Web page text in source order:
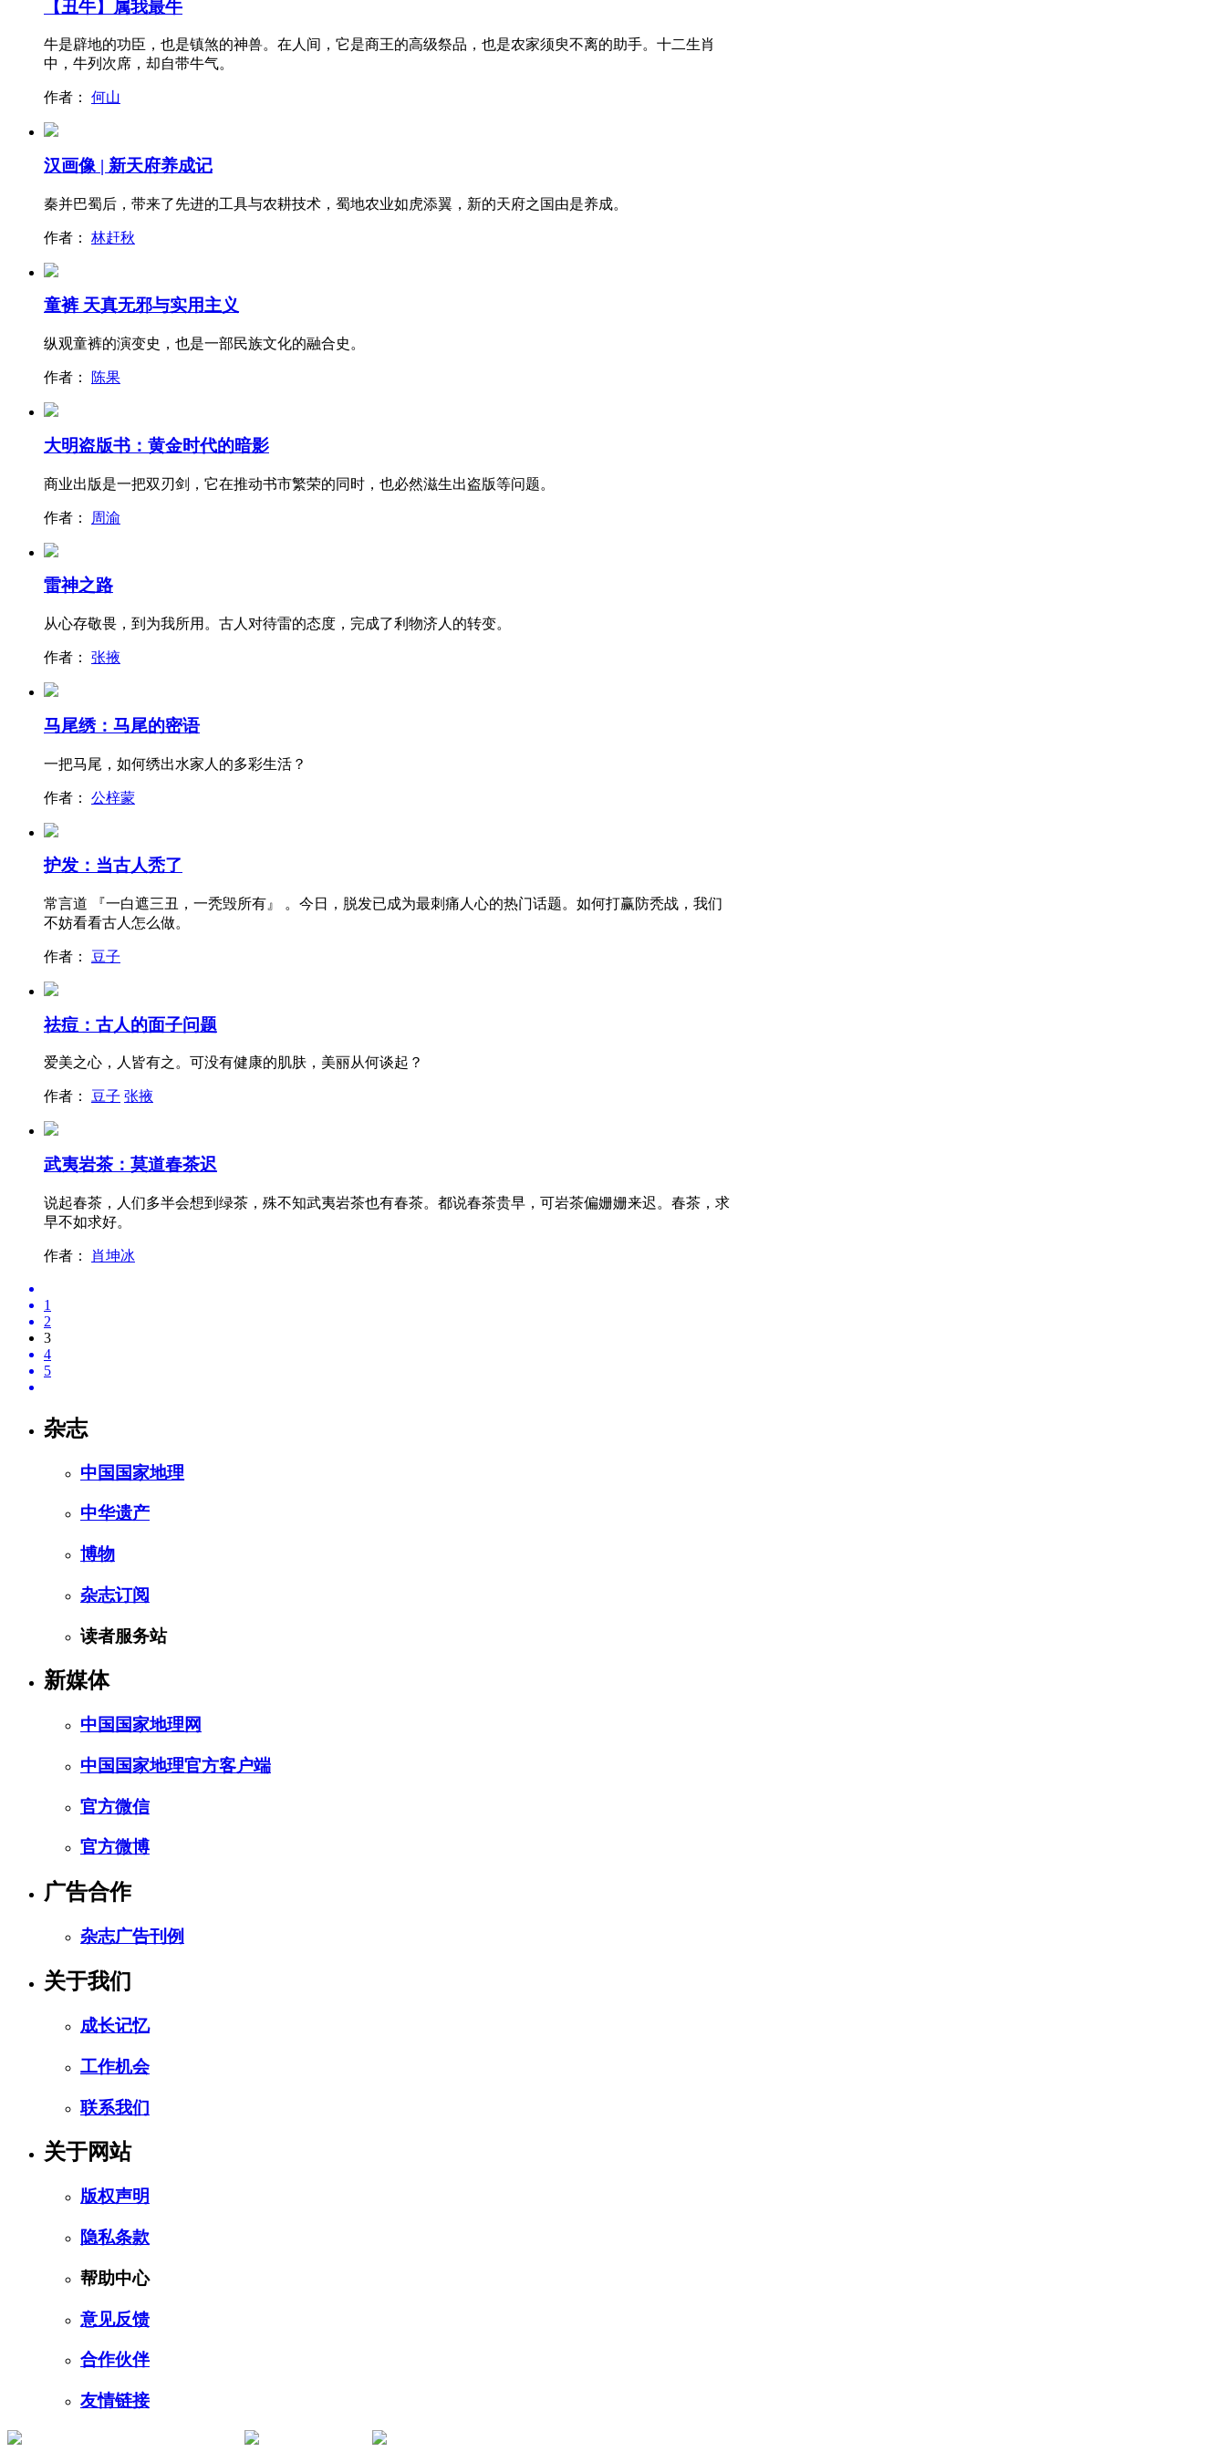
【丑牛】属我最牛
牛是辟地的功臣，也是镇煞的神兽。在人间，它是商王的高级祭品，也是农家须臾不离的助手。十二生肖
中，牛列次席，却自带牛气。
作者： 何山
汉画像 | 新天府养成记
秦并巴蜀后，带来了先进的工具与农耕技术，蜀地农业如虎添翼，新的天府之国由是养成。
作者： 林赶秋
童裤 天真无邪与实用主义
纵观童裤的演变史，也是一部民族文化的融合史。
作者： 陈果
大明盗版书：黄金时代的暗影
商业出版是一把双刃剑，它在推动书市繁荣的同时，也必然滋生出盗版等问题。
作者： 周渝
雷神之路
从心存敬畏，到为我所用。古人对待雷的态度，完成了利物济人的转变。
作者： 张掖
马尾绣：马尾的密语
一把马尾，如何绣出水家人的多彩生活？
作者： 公梓蒙
护发：当古人秃了
常言道 『一白遮三丑，一秃毁所有』 。今日，脱发已成为最刺痛人心的热门话题。如何打赢防秃战，我们
不妨看看古人怎么做。
作者： 豆子
祛痘：古人的面子问题
爱美之心，人皆有之。可没有健康的肌肤，美丽从何谈起？
作者： 豆子 张掖
武夷岩茶：莫道春茶迟
说起春茶，人们多半会想到绿茶，殊不知武夷岩茶也有春茶。都说春茶贵早，可岩茶偏姗姗来迟。春茶，求
早不如求好。
作者： 肖坤冰
1
2
3
4
5
杂志
中国国家地理
中华遗产
博物
杂志订阅
读者服务站
新媒体
中国国家地理网
中国国家地理官方客户端
官方微信
官方微博
广告合作
杂志广告刊例
关于我们
成长记忆
工作机会
联系我们
关于网站
版权声明
隐私条款
帮助中心
意见反馈
合作伙伴
友情链接